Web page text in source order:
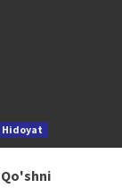
Hidoyat
Qo'shni